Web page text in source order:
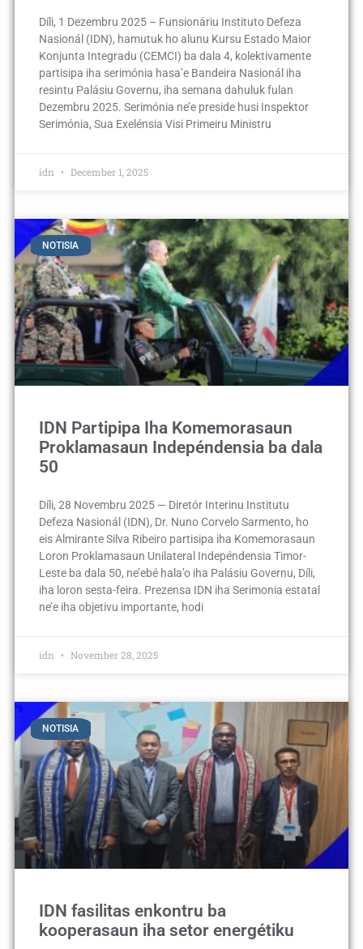
Díli, 1 Dezembru 2025 – Funsionáriu Instituto Defeza
Nasionál (IDN), hamutuk ho alunu Kursu Estado Maior
Konjunta Integradu (CEMCI) ba dala 4, kolektivamente
partisipa iha serimónia hasa’e Bandeira Nasionál iha
resintu Palásiu Governu, iha semana dahuluk fulan
Dezembru 2025. Serimónia ne’e preside husi Inspektor
Serimónia, Sua Exelénsia Visi Primeiru Ministru
idn December 1, 2025
NOTISIA
IDN Partipipa Iha Komemorasaun
Proklamasaun Indepéndensia ba dala
50
Díli, 28 Novembru 2025 — Diretór Interinu Institutu
Defeza Nasionál (IDN), Dr. Nuno Corvelo Sarmento, ho
eis Almirante Silva Ribeiro partisipa iha Komemorasaun
Loron Proklamasaun Unilateral Indepéndensia Timor-
Leste ba dala 50, ne’ebé hala’o iha Palásiu Governu, Díli,
iha loron sesta-feira. Prezensa IDN iha Serimonia estatal
ne’e iha objetivu importante, hodi
idn November 28, 2025
NOTISIA
IDN fasilitas enkontru ba
kooperasaun iha setor energétiku